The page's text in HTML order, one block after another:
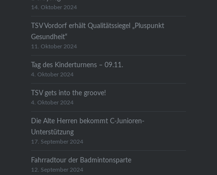
14. Oktober 2024
TSV Vordorf erhält Qualitätssiegel „Pluspunkt
Gesundheit“
11. Oktober 2024
Tag des Kinderturnens – 09.11.
4. Oktober 2024
TSV gets into the groove!
4. Oktober 2024
Die Alte Herren bekommt C-Junioren-
Unterstützung
17. September 2024
Fahrradtour der Badmintonsparte
12. September 2024